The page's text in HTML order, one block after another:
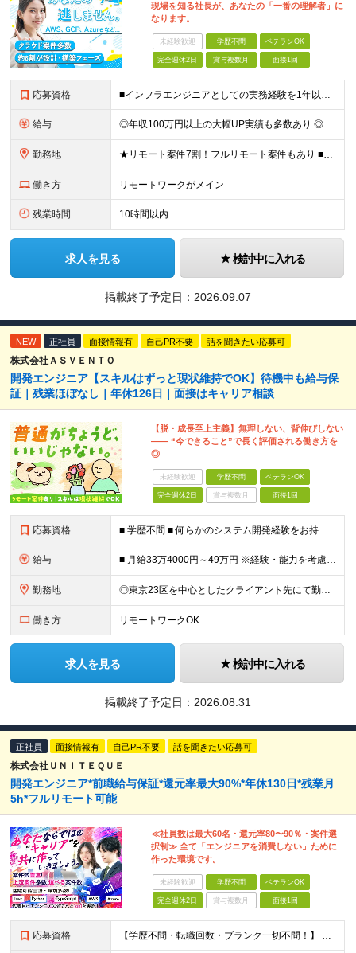
現場を知る社長が、あなたの「一番の理解者」に
なります。
未経験歓迎 学歴不問 ベテランOK
完全週休2日 賞与複数月 面接1回
応募資格 ■インフラエンジニアとしての実務経験を1年以上お持ちの方 AIエンジニア・サーバーサイドエンジニア・DBエンジニアなどから挑戦したい方も大歓迎です。 ■学歴不問 ＼こんな方にピッタリの環境です／
給与 ◎年収100万円以上の大幅UP実績も多数あり ◎「年俸制」または「月給制（賞与あり）」から選択可能 ◎前職給与や本人の希望を最大限に考慮して決定 ＼選べる2つの給与形態／ あなたのライフスタイルや将
勤務地 ★リモート案件7割！フルリモート案件もあり ■東京、神奈川、千葉、埼玉、大阪、京都、兵庫の各プロジェクト先、またはテレワーク（リモートワーク） ※転居を伴う転勤はありません。 ※お住まいの地域や希望を
働き方 リモートワークがメイン
残業時間 10時間以内
求人を見る 検討中に入れる
掲載終了予定日： 2026.09.07
NEW 正社員 面接情報有 自己PR不要 話を聞きたい応募可
株式会社ＡＳＶＥＮＴＯ
開発エンジニア【スキルはずっと現状維持でOK】待機中も給与保
証｜残業ほぼなし｜年休126日｜面接はキャリア相談
【脱・成長至上主義】無理しない、背伸びしない
―― “今できること”で長く評価される働き方を
◎
未経験歓迎 学歴不問 ベテランOK
完全週休2日 賞与複数月 面接1回
応募資格 ■ 学歴不問 ■ 何らかのシステム開発経験をお持ちの方（言語不問） ※Java、Python、PHPなどのメジャーな言語が使える方は大歓迎です！ ＼こんな方にピッタリの環境です／ ◎「成長しなきゃ」
給与 ■ 月給33万4000円～49万円 ※経験・能力を考慮して優遇します。 ※上記には固定残業代（月30時間分・6万3500円～9万3100円）を含みます。超過分は全額支給。 ※待機期間中全額給与を保証
勤務地 ◎東京23区を中心としたクライアント先にて勤務いただきます（転居を伴う転勤なし） ◎在宅勤務も活用できます ■ 本社 東京都江戸川区南葛西3-5-3-402 (変更の範囲)上記を除く当社関連勤務地
働き方 リモートワークOK
求人を見る 検討中に入れる
掲載終了予定日： 2026.08.31
正社員 面接情報有 自己PR不要 話を聞きたい応募可
株式会社ＵＮＩＴＥＱＵＥ
開発エンジニア*前職給与保証*還元率最大90%*年休130日*残業月
5h*フルリモート可能
≪社員数は最大60名・還元率80〜90％・案件選
択制≫ 全て「エンジニアを消費しない」ために
作った環境です。
未経験歓迎 学歴不問 ベテランOK
完全週休2日 賞与複数月 面接1回
応募資格 【学歴不問・転職回数・ブランク一切不問！】 ●ITエンジニアとしての実務経験をお持ちの方（言語、年数不問） ★「今の会社ではキャリアが描けない」「もっと評価されたい」という方にピッタリの環境 ★運用